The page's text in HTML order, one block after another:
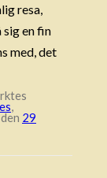
resa,
en fin
med, det
,
29